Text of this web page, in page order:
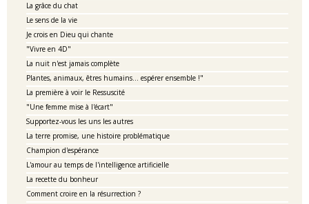
La grâce du chat
Le sens de la vie
Je crois en Dieu qui chante
"Vivre en 4D"
La nuit n'est jamais complète
Plantes, animaux, êtres humains... espérer ensemble !"
La première à voir le Ressuscité
"Une femme mise à l'écart"
Supportez-vous les uns les autres
La terre promise, une histoire problématique
Champion d'espérance
L'amour au temps de l'intelligence artificielle
La recette du bonheur
Comment croire en la résurrection ?